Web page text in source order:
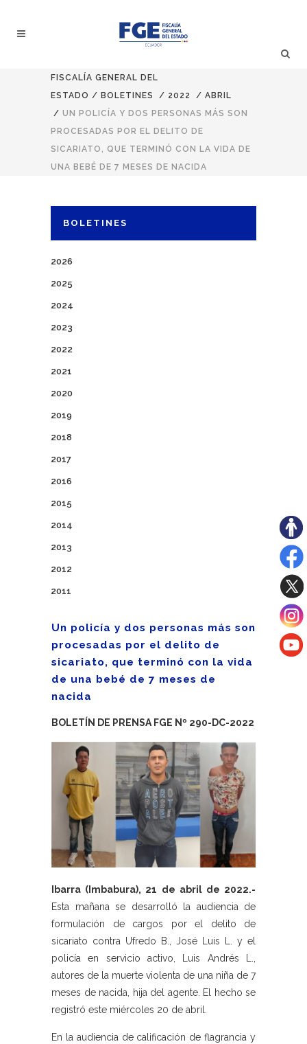
FISCALÍA GENERAL DEL
ESTADO / BOLETINES / 2022 / ABRIL
/ UN POLICÍA Y DOS PERSONAS MÁS SON
PROCESADAS POR EL DELITO DE
SICARIATO, QUE TERMINÓ CON LA VIDA DE
UNA BEBÉ DE 7 MESES DE NACIDA
BOLETINES
2026
2025
2024
2023
2022
2021
2020
2019
2018
2017
2016
2015
2014
2013
2012
2011
Un policía y dos personas más son
procesadas por el delito de
sicariato, que terminó con la vida
de una bebé de 7 meses de
nacida
BOLETÍN DE PRENSA FGE Nº 290-DC-2022
Ibarra (Imbabura), 21 de abril de 2022.-
Esta mañana se desarrolló la audiencia de
formulación de cargos por el delito de
sicariato contra Ufredo B., José Luis L. y el
policía en servicio activo, Luis Andrés L.,
autores de la muerte violenta de una niña de 7
meses de nacida, hija del agente. El hecho se
registró este miércoles 20 de abril.
En la audiencia de calificación de flagrancia y